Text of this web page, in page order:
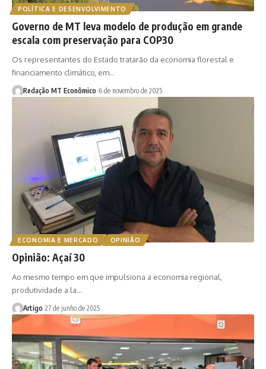
POLÍTICA E DESENVOLVIMENTO
Governo de MT leva modelo de produção em grande
escala com preservação para COP30
Os representantes do Estado tratarão da economia florestal e
financiamento climático, em…
Redação MT Econômico 6 de novembro de 2025
ECONOMIA E MERCADO OPINIÃO
Opinião: Açaí 30
Ao mesmo tempo em que impulsiona a economia regional,
produtividade a la…
Artigo 27 de junho de 2025